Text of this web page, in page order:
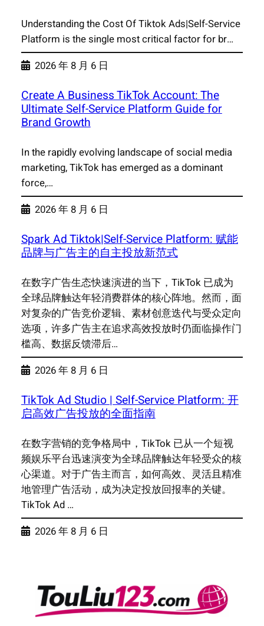
Understanding the Cost Of Tiktok Ads|Self-Service
Platform is the single most critical factor for br…
2026 年 8 月 6 日
Create A Business TikTok Account: The
Ultimate Self-Service Platform Guide for
Brand Growth
In the rapidly evolving landscape of social media
marketing, TikTok has emerged as a dominant
force,…
2026 年 8 月 6 日
Spark Ad Tiktok|Self-Service Platform: 赋能
品牌与广告主的自主投放新范式
在数字广告生态快速演进的当下，TikTok 已成为
全球品牌触达年轻消费群体的核心阵地。然而，面
对复杂的广告竞价逻辑、素材创意迭代与受众定向
选项，许多广告主在追求高效投放时仍面临操作门
槛高、数据反馈滞后…
2026 年 8 月 6 日
TikTok Ad Studio | Self-Service Platform: 开
启高效广告投放的全面指南
在数字营销的竞争格局中，TikTok 已从一个短视
频娱乐平台迅速演变为全球品牌触达年轻受众的核
心渠道。对于广告主而言，如何高效、灵活且精准
地管理广告活动，成为决定投放回报率的关键。
TikTok Ad …
2026 年 8 月 6 日